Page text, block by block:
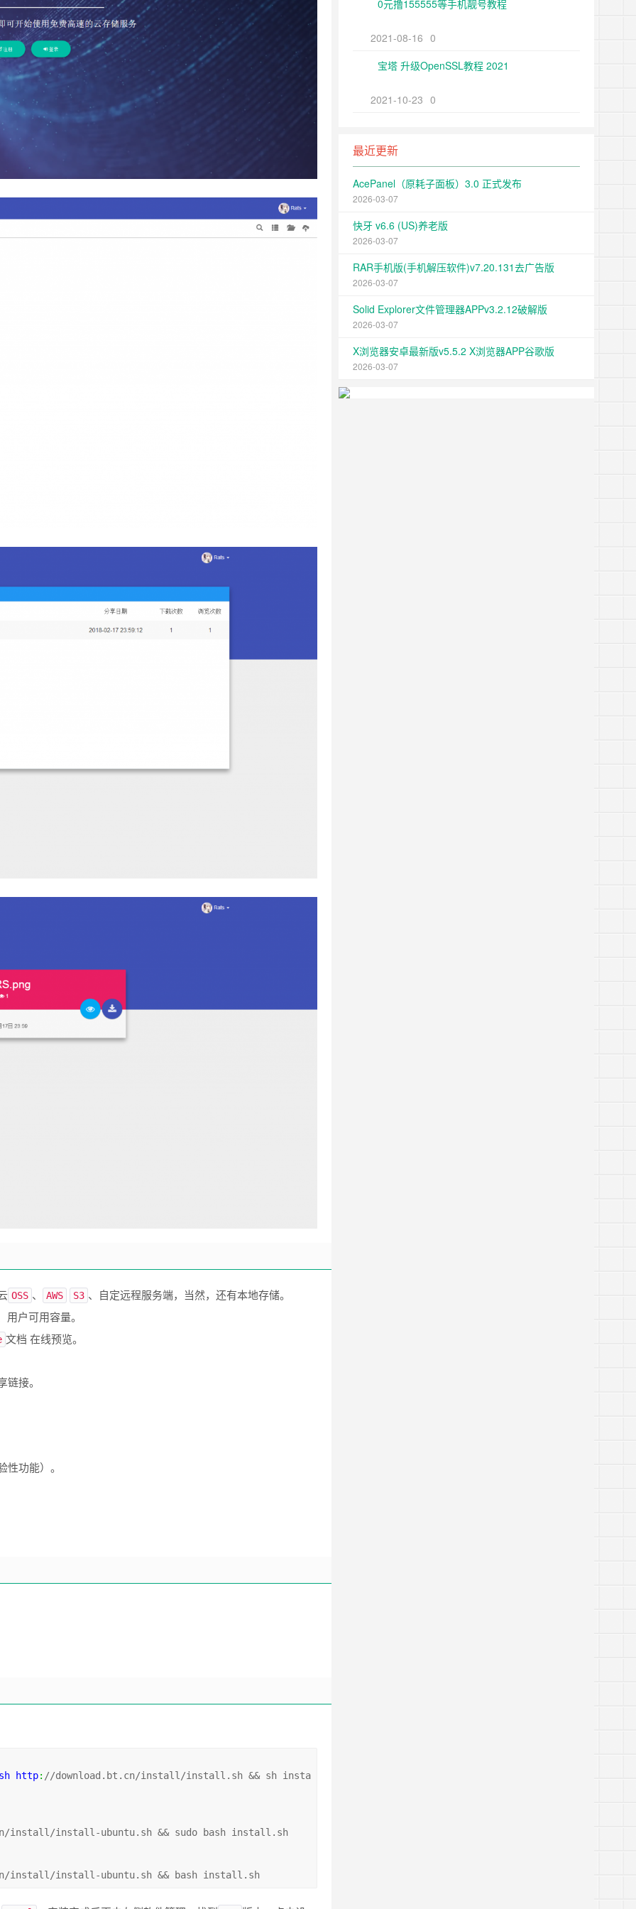
OSS 、 AWS S3 、自定远程服务端，当然，还有本地存储。
用户可用容量。
文档 在线预览。
接。
功能）。
http: //download.bt.cn/install/install.sh && sh insta
install/install-ubuntu.sh && sudo bash install.sh
install/install-ubuntu.sh && bash install.sh
0元撸155555等手机靓号教程
2021-08-16 0
宝塔 升级OpenSSL教程 2021
2021-10-23 0
最近更新
AcePanel（原耗子面板）3.0 正式发布
2026-03-07
快牙 v6.6 (US)养老版
2026-03-07
RAR手机版(手机解压软件)v7.20.131去广告版
2026-03-07
Solid Explorer文件管理器APPv3.2.12破解版
2026-03-07
X浏览器安卓最新版v5.5.2 X浏览器APP谷歌版
2026-03-07